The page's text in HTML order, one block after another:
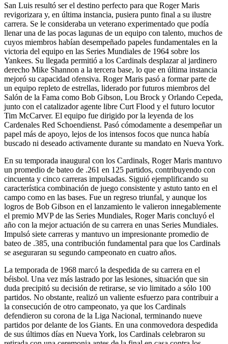
San Luis resultó ser el destino perfecto para que Roger Maris
revigorizara y, en última instancia, pusiera punto final a su ilustre
carrera. Se le consideraba un veterano experimentado que podía
llenar una de las pocas lagunas de un equipo con talento, muchos de
cuyos miembros habían desempeñado papeles fundamentales en la
victoria del equipo en las Series Mundiales de 1964 sobre los
Yankees. Su llegada permitió a los Cardinals desplazar al jardinero
derecho Mike Shannon a la tercera base, lo que en última instancia
mejoró su capacidad ofensiva. Roger Maris pasó a formar parte de
un equipo repleto de estrellas, liderado por futuros miembros del
Salón de la Fama como Bob Gibson, Lou Brock y Orlando Cepeda,
junto con el catalizador agente libre Curt Flood y el futuro locutor
Tim McCarver. El equipo fue dirigido por la leyenda de los
Cardenales Red Schoendienst. Pasó cómodamente a desempeñar un
papel más de apoyo, lejos de los intensos focos que nunca había
buscado ni deseado activamente durante su mandato en Nueva York.
En su temporada inaugural con los Cardinals, Roger Maris mantuvo
un promedio de bateo de .261 en 125 partidos, contribuyendo con
cincuenta y cinco carreras impulsadas. Siguió ejemplificando su
característica combinación de juego consistente y astuto tanto en el
campo como en las bases. Fue un regreso triunfal, y aunque los
logros de Bob Gibson en el lanzamiento le valieron innegablemente
el premio MVP de las Series Mundiales, Roger Maris concluyó el
año con la mejor actuación de su carrera en unas Series Mundiales.
Impulsó siete carreras y mantuvo un impresionante promedio de
bateo de .385, una contribución fundamental para que los Cardinals
se aseguraran su segundo campeonato en cuatro años.
La temporada de 1968 marcó la despedida de su carrera en el
béisbol. Una vez más lastrado por las lesiones, situación que sin
duda precipitó su decisión de retirarse, se vio limitado a sólo 100
partidos. No obstante, realizó un valiente esfuerzo para contribuir a
la consecución de otro campeonato, ya que los Cardinals
defendieron su corona de la Liga Nacional, terminando nueve
partidos por delante de los Giants. En una conmovedora despedida
de sus últimos días en Nueva York, los Cardinals celebraron su